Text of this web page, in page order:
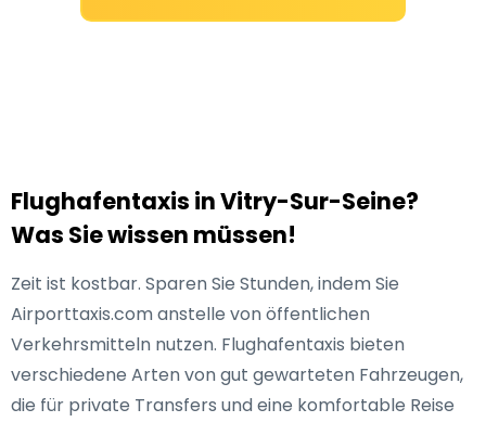
Flughafentaxis in Vitry-Sur-Seine?
Was Sie wissen müssen!
Zeit ist kostbar. Sparen Sie Stunden, indem Sie
Airporttaxis.com anstelle von öffentlichen
Verkehrsmitteln nutzen. Flughafentaxis bieten
verschiedene Arten von gut gewarteten Fahrzeugen,
die für private Transfers und eine komfortable Reise